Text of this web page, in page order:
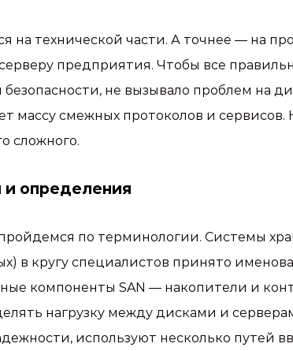
на технической части. А точнее — на
предприятия. Чтобы все
не вызывало проблем на
массу смежных протоколов и сервисов.
сложного.
определения
по терминологии. Системы
в кругу специалистов принято
компоненты SAN — накопители и
нагрузку между дисками и
используют несколько путей